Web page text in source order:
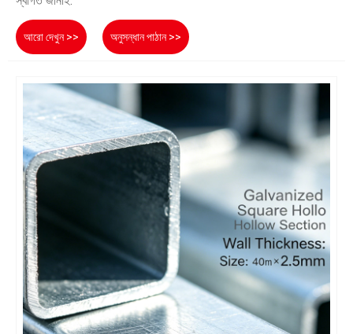
আরো দেখুন >> অনুসন্ধান পাঠান >>